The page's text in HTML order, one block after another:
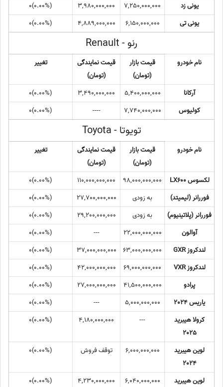
یونی زد 7,250,000,000
3,980,000,000
(0.00%)0
یونی تی
6,150,000,000
4,889,000,000
(0.00%)0
رنو - Renault
نام خودرو
قیمت بازار
(تومان)
قیمت نمایندگی
(تومان)
تغییر
آرکانا 5,400,000,000
3,490,000,000
(0.00%)0
کولیوس
7,740,000,000
----
(0.00%)0
تویوتا - Toyota
نام خودرو
قیمت بازار
(تومان)
قیمت نمایندگی
(تومان)
تغییر
لکسوس LX600 98,000,000,000
110,000,000,000
(0.00%)0
فوررانر (لیمیتد)
به زودی 27,700,000,000
(0.00%)0
فوررانر (پلاتینیوم)
به زودی 29,200,000,000
(0.00%)0
آوالون
22,000,000,000
---
(0.00%)0
لندکروز GXR
63,000,000,000
37,000,000,000
(0.00%)0
لندکروز VXR
69,000,000,000
42,000,000,000
(0.00%)0
پرادو
41,500,000,000
27,000,000,000
(0.00%)0
یاریس 2024
5,000,000,000
---
(0.00%)0
کرولا هیبرید
2025
---
4,180,000,000
(0.00%)0
لوین هیبرید
2024
6,000,000,000 توقف فروش (0.00%)0
لوین هیبرید
6,040,000,000
4,230,000,000
(0.00%)0